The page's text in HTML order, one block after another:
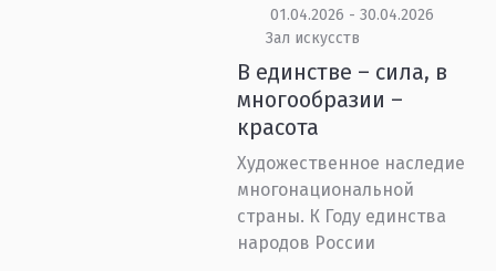
01.04.2026 - 30.04.2026
Зал искусств
В единстве – сила, в
многообразии –
красота
Художественное наследие
многонациональной
страны. К Году единства
народов России